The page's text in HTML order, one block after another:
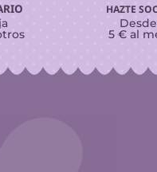
HAZTE
Desde
5 € al